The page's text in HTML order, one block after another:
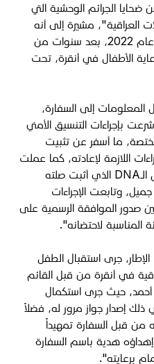
ضحايا الجرائم الوحشية التي
العراقية"، مشيرة إلى أنه
"عُثر على الطفل لاحقًا في تركيا عام 2022، بعد سنوات من
الأطفال في أنقرة، تحت
إلى السفارة،
بإجراءات التنسيق الأمني
ما أسفر عن تثبيت
اللازمة لإعادته، كما عملت
DNA الذي أثبت صلته
وتابعت الإجراءات
صدور الموافقة الرسمية على
المناسبة لاحتضانه".
جرى استقبال الطفل
في أنقرة من قبل القائم
أحمد، حيث جرى استكمال
ذلك إصدار جواز مرور له، فضلاً
من قبل السفارة تمهيداً
هدية باسم السفارة
برعايته".